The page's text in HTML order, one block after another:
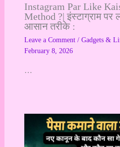
Instagram Par Like
Method ?| इंस्टाग्राम पर
आसान तरीके :
Leave a Comment / Gadgets &
February 8, 2026
…